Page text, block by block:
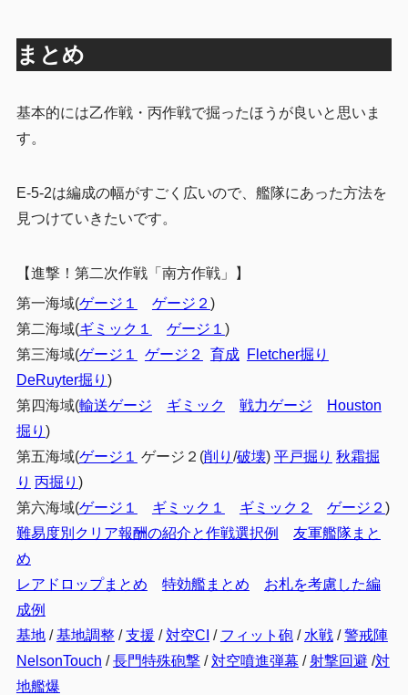
まとめ
基本的には乙作戦・丙作戦で掘ったほうが良いと思いま
す。
E-5-2は編成の幅がすごく広いので、艦隊にあった方法を
見つけていきたいです。
【進撃！第二次作戦「南方作戦」】
第一海域(ゲージ１ ゲージ２ )
第二海域(ギミック１ ゲージ１ )
第三海域(ゲージ１ ゲージ２ 育成 Fletcher掘り
DeRuyter掘り )
第四海域(輸送ゲージ ギミック 戦力ゲージ
Houston
掘り )
第五海域(ゲージ１ ゲージ２(削り /破壊) 平戸掘り 秋霜掘
り 丙掘り )
第六海域(ゲージ１ ギミック１ ギミック２ ゲージ２ )
難易度別クリア報酬の紹介と作戦選択例
友軍艦隊まと
め
レアドロップまとめ
特効艦まとめ
お札を考慮した編
成例
基地/基地調整/支援 /対空CI / フィット砲/ 水戦/警戒陣
NelsonTouch /長門特殊砲撃/対空噴進弾幕 /射撃回避 /対
地艦爆